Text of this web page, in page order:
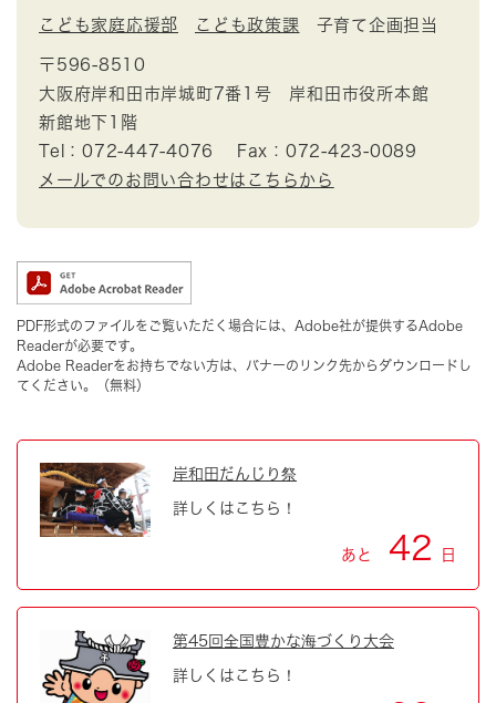
こども家庭応援部 こども政策課 子育て企画担当
〒596-8510
大阪府岸和田市岸城町7番1号 岸和田市役所本館
新館地下1階
Tel：072-447-4076
Fax：072-423-0089
メールでのお問い合わせはこちらから
PDF形式のファイルをご覧いただく場合には、Adobe社が提供するAdobe
Readerが必要です。
Adobe Readerをお持ちでない方は、バナーのリンク先からダウンロードし
てください。（無料）
岸和田だんじり祭
詳しくはこちら！
あと 42 日
第45回全国豊かな海づくり大会
詳しくはこちら！